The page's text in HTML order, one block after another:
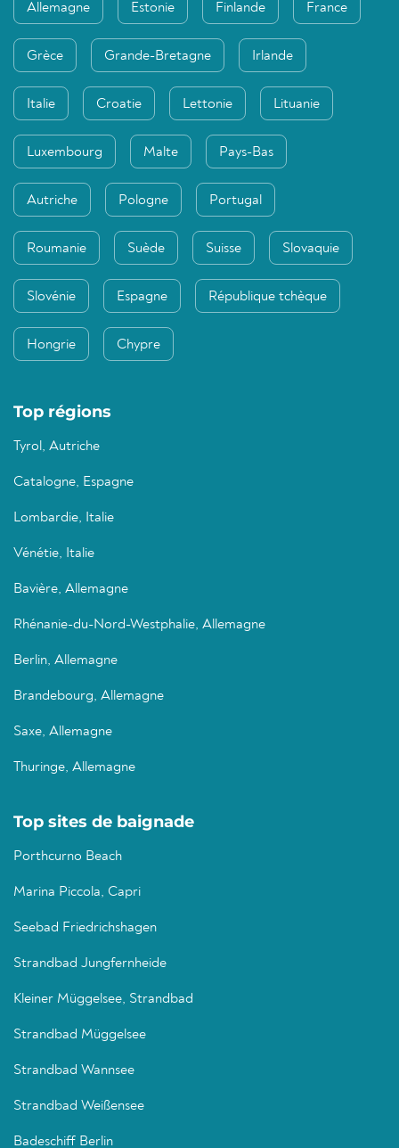
Allemagne Estonie Finlande France
Grèce Grande-Bretagne Irlande
Italie Croatie Lettonie Lituanie
Luxembourg Malte Pays-Bas
Autriche Pologne Portugal
Roumanie Suède Suisse Slovaquie
Slovénie Espagne République tchèque
Hongrie Chypre
Top régions
Tyrol, Autriche
Catalogne, Espagne
Lombardie, Italie
Vénétie, Italie
Bavière, Allemagne
Rhénanie-du-Nord-Westphalie, Allemagne
Berlin, Allemagne
Brandebourg, Allemagne
Saxe, Allemagne
Thuringe, Allemagne
Top sites de baignade
Porthcurno Beach
Marina Piccola, Capri
Seebad Friedrichshagen
Strandbad Jungfernheide
Kleiner Müggelsee, Strandbad
Strandbad Müggelsee
Strandbad Wannsee
Strandbad Weißensee
Badeschiff Berlin